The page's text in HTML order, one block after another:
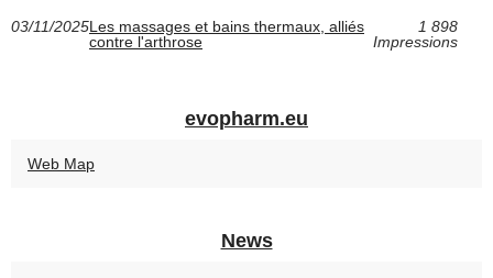
03/11/2025Les massages et bains thermaux, alliés
contre l'arthrose
1 898
Impressions
evopharm.eu
Web Map
News